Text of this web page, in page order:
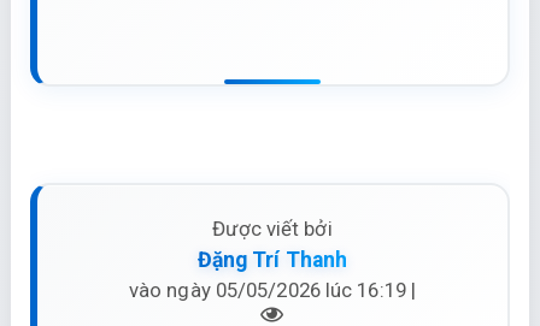
Được viết bởi
Đặng Trí Thanh
vào ngày 05/05/2026 lúc 16:19 |